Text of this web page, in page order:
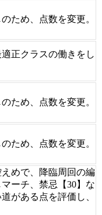
ため、点数を変更。
適正クラスの働きをし
ため、点数を変更。
ため、点数を変更。
めで、降臨周回の編
ーチ、禁忌【30】な
がある点を評価し、